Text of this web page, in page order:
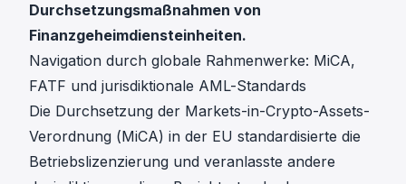
Durchsetzungsmaßnahmen von
Finanzgeheimdiensteinheiten.
Navigation durch globale Rahmenwerke: MiCA,
FATF und jurisdiktionale AML-Standards
Die Durchsetzung der Markets-in-Crypto-Assets-
Verordnung (MiCA) in der EU standardisierte die
Betriebslizenzierung und veranlasste andere